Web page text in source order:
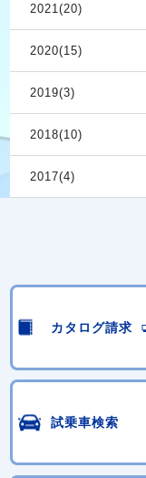
2021(20)
2020(15)
2019(3)
2018(10)
2017(4)
カタログ請求
試乗車検索